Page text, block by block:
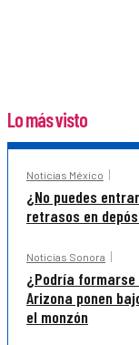
Lo más visto
Noticias México
¿No puedes
retrasos en
Noticias Sonora
¿Podría formarse
Arizona ponen
el monzón